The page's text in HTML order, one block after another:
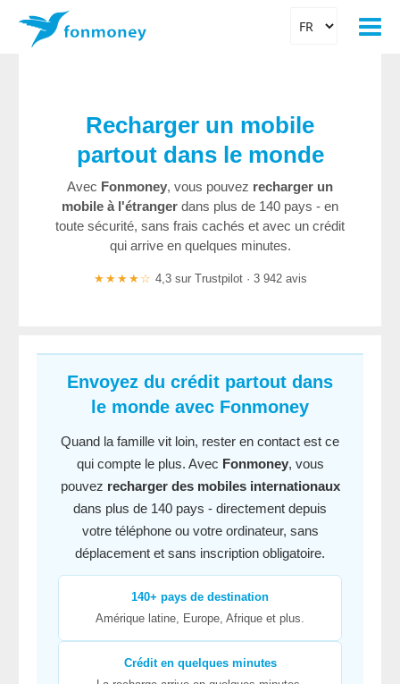
Recharger un mobile
partout dans le monde
Avec Fonmoney, vous pouvez recharger un
mobile à l'étranger dans plus de 140 pays - en
toute sécurité, sans frais cachés et avec un crédit
qui arrive en quelques minutes.
★★★★☆ 4,3 sur Trustpilot · 3 942 avis
Envoyez du crédit partout dans
le monde avec Fonmoney
Quand la famille vit loin, rester en contact est ce
qui compte le plus. Avec Fonmoney, vous
pouvez recharger des mobiles internationaux
dans plus de 140 pays - directement depuis
votre téléphone ou votre ordinateur, sans
déplacement et sans inscription obligatoire.
140+ pays de destination
Amérique latine, Europe, Afrique et plus.
Crédit en quelques minutes